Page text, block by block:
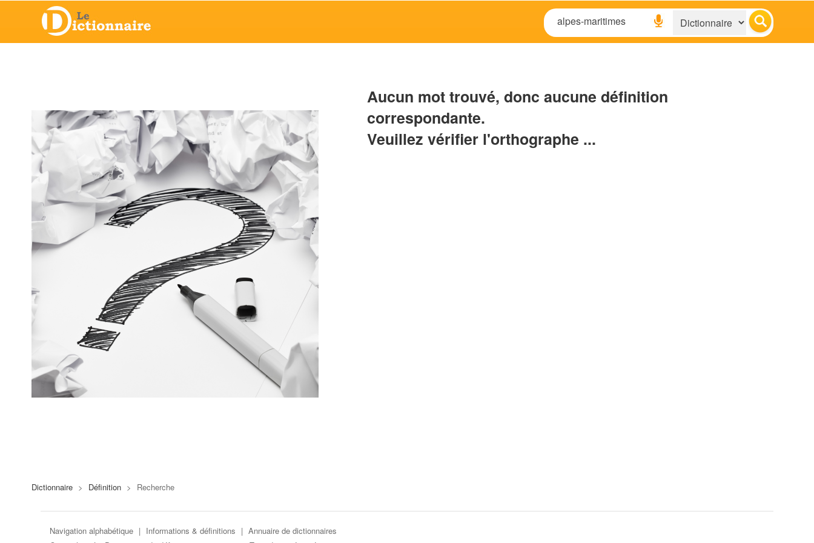
Aucun mot trouvé, donc aucune définition
correspondante.
Veuillez vérifier l'orthographe ...
Dictionnaire > Définition > Recherche
Navigation alphabétique | Informations & définitions | Annuaire de dictionnaires